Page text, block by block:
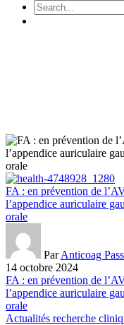
FA : en prévention de
l’appendice auriculaire
orale
ParAnticoag
14 octobre 2024
FA : en prévention de
l’appendice auriculaire
orale
Actualités recherche